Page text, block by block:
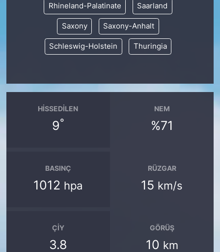
Rhineland-Palatinate Saarland
Saxony Saxony-Anhalt
Schleswig-Holstein Thuringia
HISSEDILEN
9°
NEM
%71
BASINÇ
1012 hpa
RÜZGAR
15 km/s
ÇIY
3.8
GÖRÜŞ
10 km